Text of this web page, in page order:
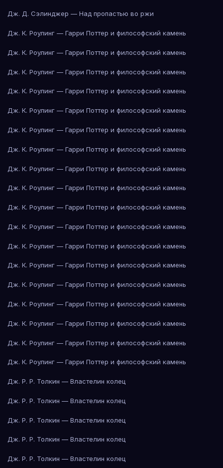
Дж. Д. Сэлинджер — Над пропастью во ржи
Дж. К. Роулинг — Гарри Поттер и философский камень
Дж. К. Роулинг — Гарри Поттер и философский камень
Дж. К. Роулинг — Гарри Поттер и философский камень
Дж. К. Роулинг — Гарри Поттер и философский камень
Дж. К. Роулинг — Гарри Поттер и философский камень
Дж. К. Роулинг — Гарри Поттер и философский камень
Дж. К. Роулинг — Гарри Поттер и философский камень
Дж. К. Роулинг — Гарри Поттер и философский камень
Дж. К. Роулинг — Гарри Поттер и философский камень
Дж. К. Роулинг — Гарри Поттер и философский камень
Дж. К. Роулинг — Гарри Поттер и философский камень
Дж. К. Роулинг — Гарри Поттер и философский камень
Дж. К. Роулинг — Гарри Поттер и философский камень
Дж. К. Роулинг — Гарри Поттер и философский камень
Дж. К. Роулинг — Гарри Поттер и философский камень
Дж. К. Роулинг — Гарри Поттер и философский камень
Дж. К. Роулинг — Гарри Поттер и философский камень
Дж. К. Роулинг — Гарри Поттер и философский камень
Дж. Р. Р. Толкин — Властелин колец
Дж. Р. Р. Толкин — Властелин колец
Дж. Р. Р. Толкин — Властелин колец
Дж. Р. Р. Толкин — Властелин колец
Дж. Р. Р. Толкин — Властелин колец